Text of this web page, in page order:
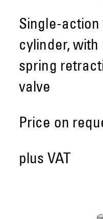
Single-action
cylinder, with
spring
valve
Price on
plus VAT